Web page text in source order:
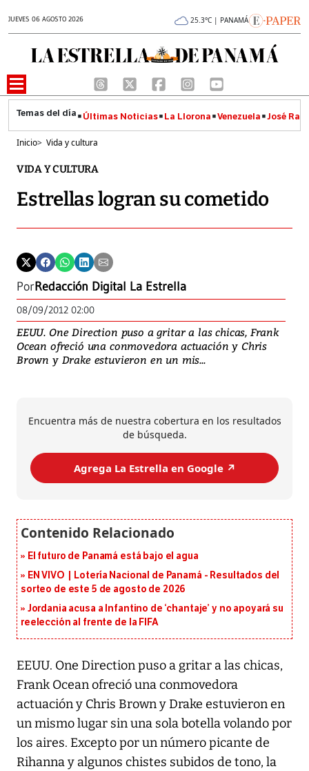
JUEVES 06 AGOSTO 2026 25.3°C | PANAMÁ
Últimas Noticias La Llorona Venezuela José
Inicio> Vida y cultura
VIDA Y CULTURA
Estrellas logran su cometido
PorRedacción Digital La Estrella
08/09/2012 02:00
EEUU. One Direction puso a gritar a las chicas, Frank
Ocean ofreció una conmovedora actuación y Chris
Brown y Drake estuvieron en un mis...
Encuentra más de nuestra cobertura en los resultados
de búsqueda.
Agrega La Estrella en Google ↗️
El futuro de Panamá está bajo el agua
EN VIVO | Lotería Nacional de Panamá - Resultados del
sorteo de este 5 de agosto de 2026
Jordania acusa a Infantino de ‘chantaje’ y no apoyará su
reelección al frente de la FIFA
EEUU. One Direction puso a gritar a las chicas,
Frank Ocean ofreció una conmovedora
actuación y Chris Brown y Drake estuvieron en
un mismo lugar sin una sola botella volando por
los aires. Excepto por un número picante de
Rihanna y algunos chistes subidos de tono, la